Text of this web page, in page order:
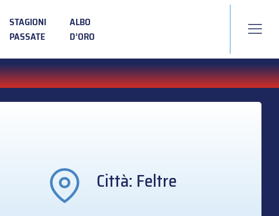
STAGIONI
PASSATE
ALBO
D’ORO
Città: Feltre